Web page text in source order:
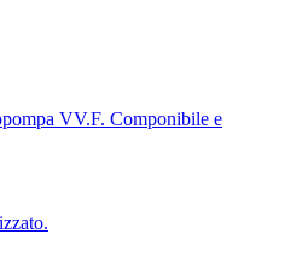
VV.F. Componibile e